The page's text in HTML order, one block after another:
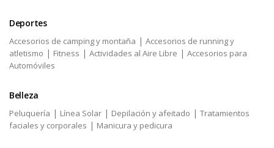
Deportes
Accesorios de camping y montaña | Accesorios de running y
atletismo | Fitness | Actividades al Aire Libre | Accesorios para
Automóviles
Belleza
Peluquería | Línea Solar | Depilación y afeitado | Tratamientos
faciales y corporales | Manicura y pedicura